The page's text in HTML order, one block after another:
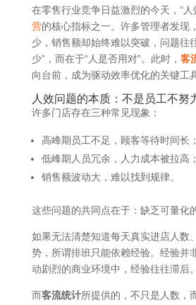
在零售行业竞争日益激烈的今天，“人
营的核心指标之一。许多管理者发现
少，销售额却始终难以突破，问题往
少”，而在于“人是否用对”。此时， 客
向台前，成为驱动效率优化的关键工具
人效问题的本质：不是员工不努
许多门店存在三种常见现象：
高峰期员工不足，顾客等待时间长；
低峰期人员冗余，人力成本被拉高；
销售额波动大，难以找到规律。
这些问题的共同点在于：缺乏可量化
如果无法清楚知道每天真实进店人数
势，所谓排班只能依赖经验。经验并
动剧烈的商业环境中，经验往往滞后。
而客流统计所提供的，不只是人数，